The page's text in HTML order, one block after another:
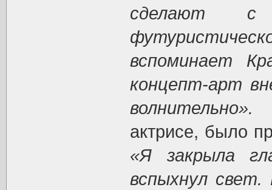
сделают
вспоминает
концепт-арт
волнительно».
актрисе, было
«Я закрыла
вспыхнул